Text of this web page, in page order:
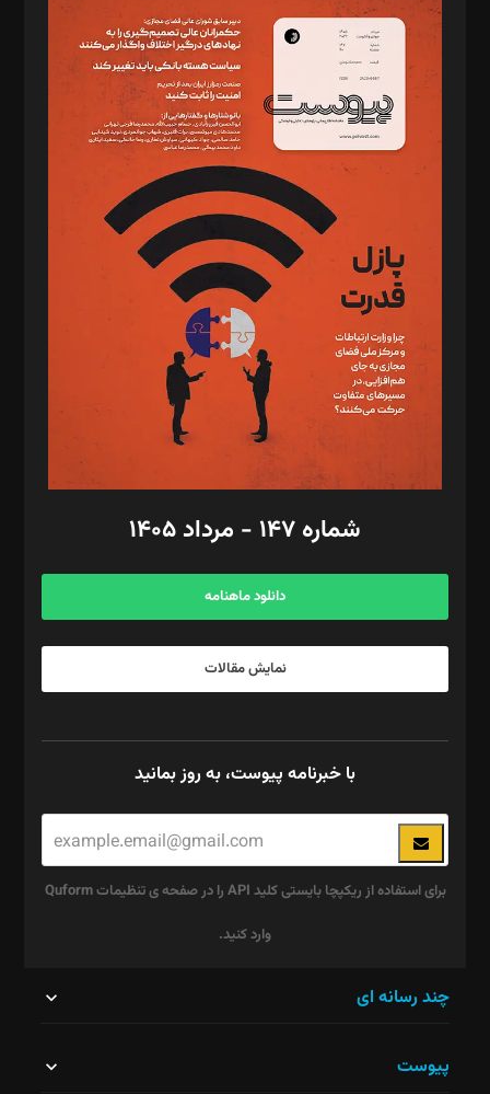
سردبیر: مهرک محمودی
دبیر تحریریه: میثم قاسمی
د‌بیر ناداستان: سمانه سمیع
د‌بیر خدمت و تجارت: ابوالفضل رجبی
د‌بیر حقوق فناوری: حسام‌الدین ایپکچی
د‌بیر پیوست جهان: مینا پاکدل
د‌بیر تحریریه آنلاین: بابک نقاش
تحریریه‌: مجتبی محمود‌ی، آرش برهمند، یسنا امان‌پور، سروش کرمیان،
مصطفی مسجدی آرانی، ابوالفضل رجبی، زهرا فکرانه، فائزه فتحی
رستمی،مصطفی باستان
ویرایش: نگار استاد‌‌آقا
طراح یونیفرم: مجید توکلی
فیلمبرداری و عکاسی: امیر شفیعی، مانی لطفی زاده
گرافیک و صفحه‌آرایی: سید‌سبحان‌علی ثابت
مد‌یر توسعه تجاری: کامبیز برید‌
امور مالی: شاپور رهبری، محمد‌ کاظمی‌نیا
آگهی و مشترکین: ۰۹۱۹۹۹۹۰۴۵۴
شماره ۱۴۷ - مرداد ۱۴۰۵
دانلود ماهنامه
نمایش مقالات
با خبرنامه پیوست، به روز بمانید
برای استفاده از ریکپچا بایستی کلید API را در صفحه ی تنظیمات Quform
وارد کنید.
نباید
چند رسانه ای
پیوست